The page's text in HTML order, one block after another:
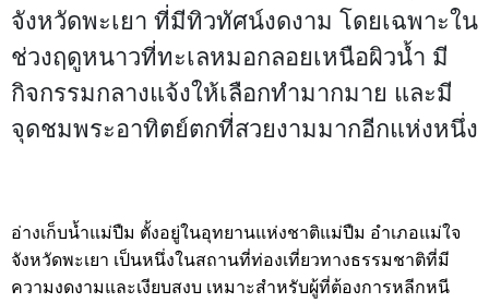
จังหวัดพะเยา ที่มีทิวทัศน์งดงาม โดยเฉพาะใน
ช่วงฤดูหนาวที่ทะเลหมอกลอยเหนือผิวน้ำ มี
กิจกรรมกลางแจ้งให้เลือกทำมากมาย และมี
จุดชมพระอาทิตย์ตกที่สวยงามมากอีกแห่งหนึ่ง
อ่างเก็บน้ำแม่ปืม ตั้งอยู่ในอุทยานแห่งชาติแม่ปืม อำเภอแม่ใจ
จังหวัดพะเยา เป็นหนึ่งในสถานที่ท่องเที่ยวทางธรรมชาติที่มี
ความงดงามและเงียบสงบ เหมาะสำหรับผู้ที่ต้องการหลีกหนี